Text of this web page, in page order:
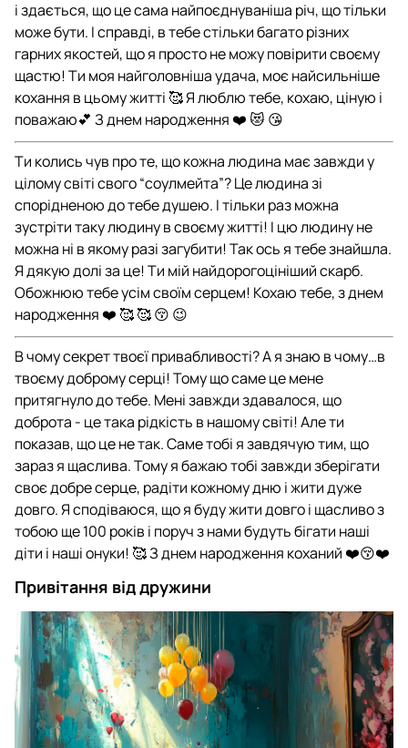
і здається, що це сама найпоєднуваніша річ, що тільки
може бути. І справді, в тебе стільки багато різних
гарних якостей, що я просто не можу повірити своєму
щастю! Ти моя найголовніша удача, моє найсильніше
кохання в цьому житті 🥰 Я люблю тебе, кохаю, ціную і
поважаю💕 З днем народження ❤️ 😻 😘
Ти колись чув про те, що кожна людина має завжди у
цілому світі свого “соулмейта”? Це людина зі
спорідненою до тебе душею. І тільки раз можна
зустріти таку людину в своєму житті! І цю людину не
можна ні в якому разі загубити! Так ось я тебе знайшла.
Я дякую долі за це! Ти мій найдорогоцініший скарб.
Обожнюю тебе усім своїм серцем! Кохаю тебе, з днем
народження ❤️ 🥰 🥰 😚 😉
В чому секрет твоєї привабливості? А я знаю в чому…в
твоєму доброму серці! Тому що саме це мене
притягнуло до тебе. Мені завжди здавалося, що
доброта - це така рідкість в нашому світі! Але ти
показав, що це не так. Саме тобі я завдячую тим, що
зараз я щаслива. Тому я бажаю тобі завжди зберігати
своє добре серце, радіти кожному дню і жити дуже
довго. Я сподіваюся, що я буду жити довго і щасливо з
тобою ще 100 років і поруч з нами будуть бігати наші
діти і наші онуки! 🥰 З днем народження коханий ❤️😚❤️
Привітання від дружини